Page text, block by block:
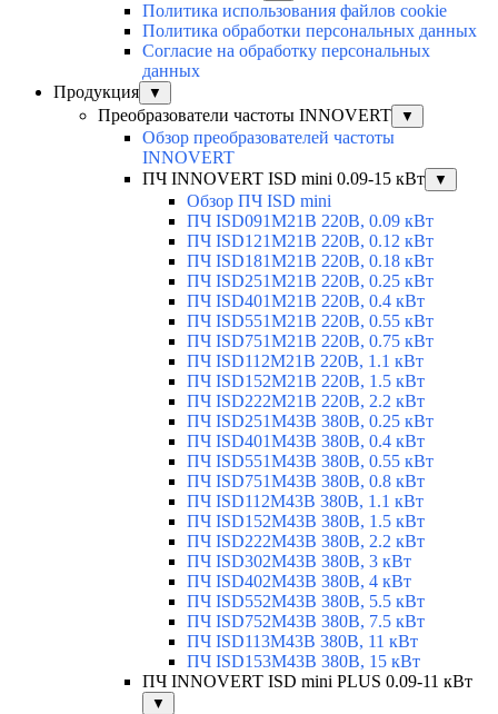
Политика использования файлов cookie
Политика обработки персональных данных
Согласие на обработку персональных
данных
Продукция
▼
Преобразователи частоты INNOVERT ▼
Обзор преобразователей частоты
INNOVERT
ПЧ INNOVERT ISD mini 0.09-15 кВт
▼
Обзор ПЧ ISD mini
ПЧ ISD091M21B 220В, 0.09 кВт
ПЧ ISD121M21B 220В, 0.12 кВт
ПЧ ISD181M21B 220В, 0.18 кВт
ПЧ ISD251M21B 220В, 0.25 кВт
ПЧ ISD401M21B 220В, 0.4 кВт
ПЧ ISD551M21B 220В, 0.55 кВт
ПЧ ISD751M21B 220В, 0.75 кВт
ПЧ ISD112M21B 220В, 1.1 кВт
ПЧ ISD152M21B 220В, 1.5 кВт
ПЧ ISD222M21B 220В, 2.2 кВт
ПЧ ISD251M43B 380В, 0.25 кВт
ПЧ ISD401M43B 380В, 0.4 кВт
ПЧ ISD551M43B 380В, 0.55 кВт
ПЧ ISD751M43B 380В, 0.8 кВт
ПЧ ISD112M43B 380В, 1.1 кВт
ПЧ ISD152M43B 380В, 1.5 кВт
ПЧ ISD222M43B 380В, 2.2 кВт
ПЧ ISD302M43B 380В, 3 кВт
ПЧ ISD402M43B 380В, 4 кВт
ПЧ ISD552M43B 380В, 5.5 кВт
ПЧ ISD752M43B 380В, 7.5 кВт
ПЧ ISD113M43B 380В, 11 кВт
ПЧ ISD153M43B 380В, 15 кВт
ПЧ INNOVERT ISD mini PLUS 0.09-11 кВт
▼